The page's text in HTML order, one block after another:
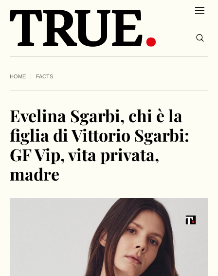
HOME FACTS
Evelina Sgarbi, chi è la
figlia di Vittorio Sgarbi:
GF Vip, vita privata,
madre